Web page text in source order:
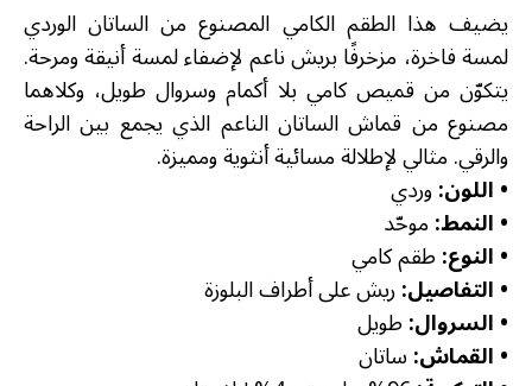
يضيف هذا الطقم الكامي المصنوع من الساتان الوردي
لمسة فاخرة، مزخرفًا بريش ناعم لإضفاء لمسة أنيقة ومرحة.
يتكوّن من قميص كامي بلا أكمام وسروال طويل، وكلاهما
مصنوع من قماش الساتان الناعم الذي يجمع بين الراحة
والرقي. مثالي لإطلالة مسائية أنثوية ومميزة.
•اللون:وردي
•النمط:موحّد
•النوع:طقم كامي
•التفاصيل:ريش على أطراف البلوزة
•السروال:طويل
•القماش:ساتان